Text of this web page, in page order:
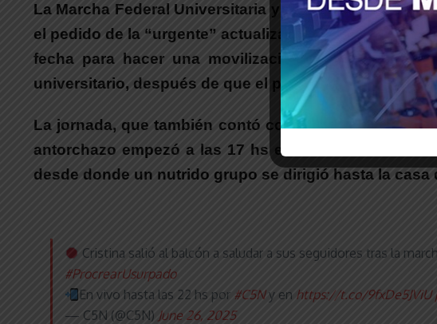
La Marcha Federal Universitaria y el antorchazo en
el pedido de la “urgente” actualización salarial. La
fecha para hacer una movilización masiva como
universitario, después de que el presidente Milei
La jornada, que también contó con clases públicas
antorchazo empezó a las 17 hs en la Facultad de
desde donde un nutrido grupo se dirigió hasta la
Cristina salió al balcón a saludar a sus seguidores tras la
#ProcrearUsurpado
En vivo hasta las 22 hs por #C5Ny en https://t.co/9fxDe5JViU
— C5N (@C5N) June 26, 2025